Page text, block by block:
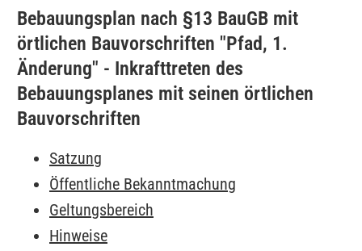
Bebauungsplan nach §13 BauGB mit
örtlichen Bauvorschriften "Pfad, 1.
Änderung" - Inkrafttreten des
Bebauungsplanes mit seinen örtlichen
Bauvorschriften
Satzung
Öffentliche Bekanntmachung
Geltungsbereich
Hinweise